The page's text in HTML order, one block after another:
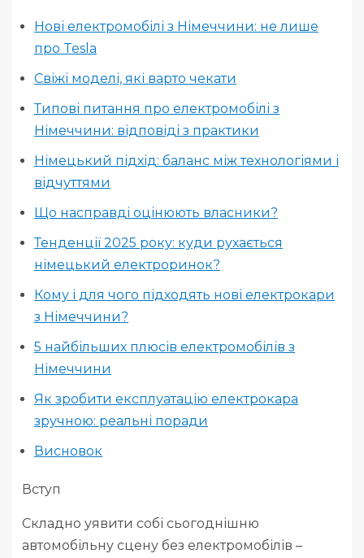
Нові електромобілі з Німеччини: не лише
про Tesla
Свіжі моделі, які варто чекати
Типові питання про електромобілі з
Німеччини: відповіді з практики
Німецький підхід: баланс між технологіями і
відчуттями
Що насправді оцінюють власники?
Тенденції 2025 року: куди рухається
німецький електроринок?
Кому і для чого підходять нові електрокари
з Німеччини?
5 найбільших плюсів електромобілів з
Німеччини
Як зробити експлуатацію електрокара
зручною: реальні поради
Висновок
Вступ
Складно уявити собі сьогоднішню
автомобільну сцену без електромобілів –